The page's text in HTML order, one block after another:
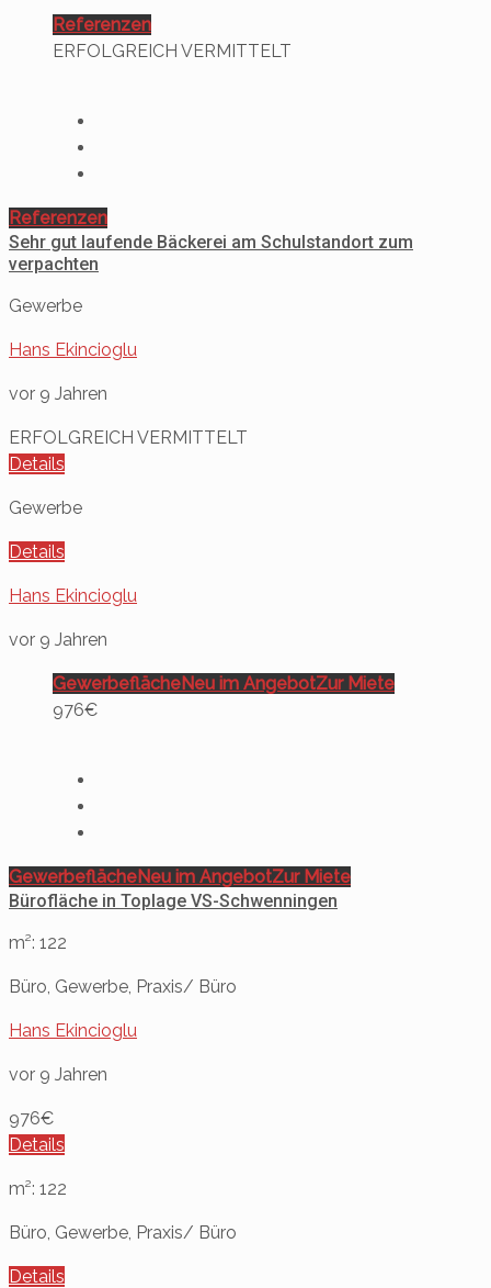
Referenzen
ERFOLGREICH VERMITTELT
Referenzen
Sehr gut laufende Bäckerei am Schulstandort zum
verpachten
Gewerbe
Hans Ekincioglu
vor 9 Jahren
ERFOLGREICH VERMITTELT
Details
Gewerbe
Details
Hans Ekincioglu
vor 9 Jahren
GewerbeflächeNeu im AngebotZur Miete
976€
GewerbeflächeNeu im AngebotZur Miete
Bürofläche in Toplage VS-Schwenningen
m²: 122
Büro, Gewerbe, Praxis/ Büro
Hans Ekincioglu
vor 9 Jahren
976€
Details
m²: 122
Büro, Gewerbe, Praxis/ Büro
Details